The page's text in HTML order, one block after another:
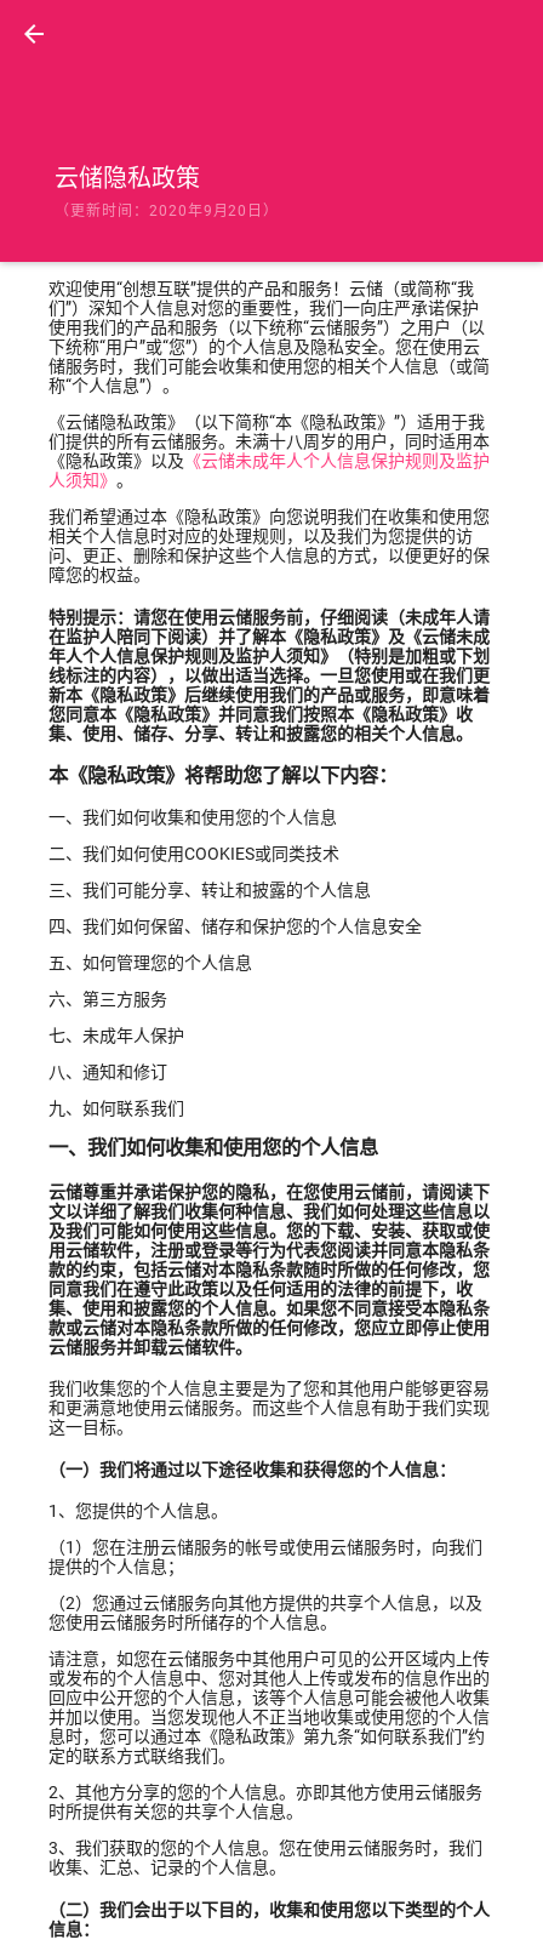
arrow_back
云储隐私政策
（更新时间：2020年9月20日）
欢迎使用“创想互联”提供的产品和服务！云储（或简称“我
们”）深知个人信息对您的重要性，我们一向庄严承诺保护
使用我们的产品和服务（以下统称“云储服务”）之用户（以
下统称“用户”或“您”）的个人信息及隐私安全。您在使用云
储服务时，我们可能会收集和使用您的相关个人信息（或简
称“个人信息”）。
《云储隐私政策》（以下简称“本《隐私政策》”）适用于我
们提供的所有云储服务。未满十八周岁的用户，同时适用本
《隐私政策》以及 《云储未成年人个人信息保护规则及监护
人须知》 。
我们希望通过本《隐私政策》向您说明我们在收集和使用您
相关个人信息时对应的处理规则，以及我们为您提供的访
问、更正、删除和保护这些个人信息的方式，以便更好的保
障您的权益。
特别提示：请您在使用云储服务前，仔细阅读（未成年人请
在监护人陪同下阅读）并了解本《隐私政策》及《云储未成
年人个人信息保护规则及监护人须知》（特别是加粗或下划
线标注的内容），以做出适当选择。一旦您使用或在我们更
新本《隐私政策》后继续使用我们的产品或服务，即意味着
您同意本《隐私政策》并同意我们按照本《隐私政策》收
集、使用、储存、分享、转让和披露您的相关个人信息。
本《隐私政策》将帮助您了解以下内容：
一、我们如何收集和使用您的个人信息
二、我们如何使用COOKIES或同类技术
三、我们可能分享、转让和披露的个人信息
四、我们如何保留、储存和保护您的个人信息安全
五、如何管理您的个人信息
六、第三方服务
七、未成年人保护
八、通知和修订
九、如何联系我们
一、我们如何收集和使用您的个人信息
云储尊重并承诺保护您的隐私，在您使用云储前，请阅读下
文以详细了解我们收集何种信息、我们如何处理这些信息以
及我们可能如何使用这些信息。您的下载、安装、获取或使
用云储软件，注册或登录等行为代表您阅读并同意本隐私条
款的约束，包括云储对本隐私条款随时所做的任何修改，您
同意我们在遵守此政策以及任何适用的法律的前提下，收
集、使用和披露您的个人信息。如果您不同意接受本隐私条
款或云储对本隐私条款所做的任何修改，您应立即停止使用
云储服务并卸载云储软件。
我们收集您的个人信息主要是为了您和其他用户能够更容易
和更满意地使用云储服务。而这些个人信息有助于我们实现
这一目标。
（一）我们将通过以下途径收集和获得您的个人信息：
1、您提供的个人信息。
（1）您在注册云储服务的帐号或使用云储服务时，向我们
提供的个人信息；
（2）您通过云储服务向其他方提供的共享个人信息，以及
您使用云储服务时所储存的个人信息。
请注意，如您在云储服务中其他用户可见的公开区域内上传
或发布的个人信息中、您对其他人上传或发布的信息作出的
回应中公开您的个人信息，该等个人信息可能会被他人收集
并加以使用。当您发现他人不正当地收集或使用您的个人信
息时，您可以通过本《隐私政策》第九条“如何联系我们”约
定的联系方式联络我们。
2、其他方分享的您的个人信息。亦即其他方使用云储服务
时所提供有关您的共享个人信息。
3、我们获取的您的个人信息。您在使用云储服务时，我们
收集、汇总、记录的个人信息。
（二）我们会出于以下目的，收集和使用您以下类型的个人
信息：